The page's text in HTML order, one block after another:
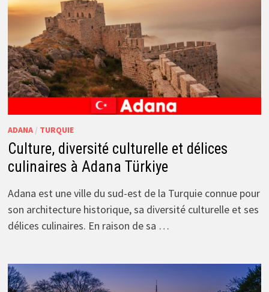
ADANA/ TURQUIE
Culture, diversité culturelle et délices
culinaires à Adana Türkiye
Adana est une ville du sud-est de la Turquie connue pour
son architecture historique, sa diversité culturelle et ses
délices culinaires. En raison de sa …